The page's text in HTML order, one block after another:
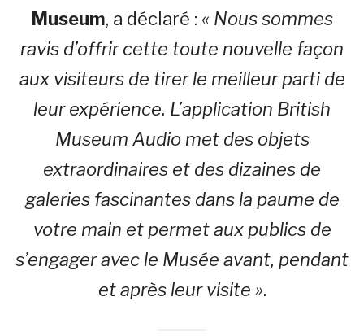
Museum, a déclaré : « Nous sommes
ravis d’offrir cette toute nouvelle façon
aux visiteurs de tirer le meilleur parti de
leur expérience. L’application British
Museum Audio met des objets
extraordinaires et des dizaines de
galeries fascinantes dans la paume de
votre main et permet aux publics de
s’engager avec le Musée avant, pendant
et après leur visite ».